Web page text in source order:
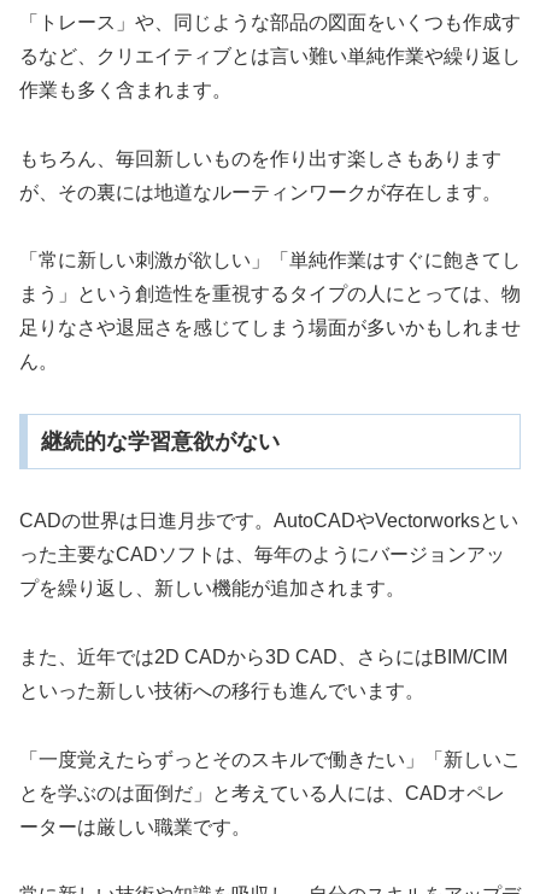
「トレース」や、同じような部品の図面をいくつも作成す
るなど、クリエイティブとは言い難い単純作業や繰り返し
作業も多く含まれます。
もちろん、毎回新しいものを作り出す楽しさもあります
が、その裏には地道なルーティンワークが存在します。
「常に新しい刺激が欲しい」「単純作業はすぐに飽きてし
まう」という創造性を重視するタイプの人にとっては、物
足りなさや退屈さを感じてしまう場面が多いかもしれませ
ん。
継続的な学習意欲がない
CADの世界は日進月歩です。AutoCADやVectorworksとい
った主要なCADソフトは、毎年のようにバージョンアッ
プを繰り返し、新しい機能が追加されます。
また、近年では2D CADから3D CAD、さらにはBIM/CIM
といった新しい技術への移行も進んでいます。
「一度覚えたらずっとそのスキルで働きたい」「新しいこ
とを学ぶのは面倒だ」と考えている人には、CADオペレ
ーターは厳しい職業です。